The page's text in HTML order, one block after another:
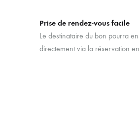
Prise de rendez-vous facile
Le destinataire du bon pourra
directement via la réservation